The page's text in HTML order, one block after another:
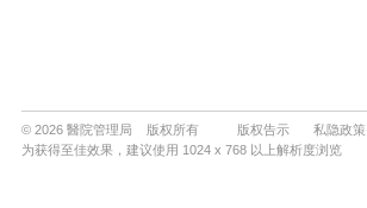
© 2026 醫院管理局 版权所有 版权告示 私隐政策
为获得至佳效果，建议使用 1024 x 768 以上解析度浏览